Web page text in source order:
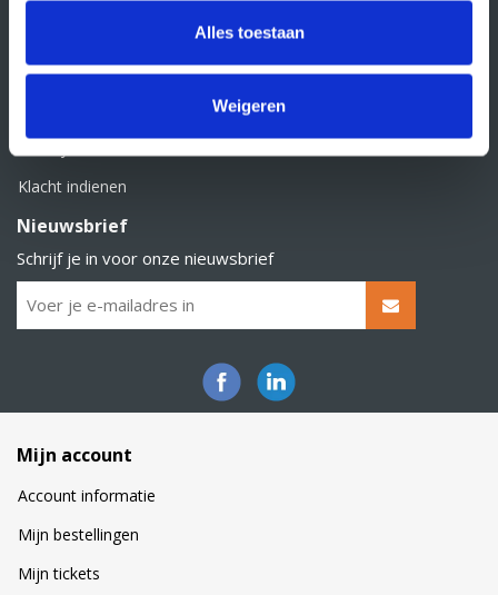
Alles toestaan
Weigeren
Retourbeleid
Klacht indienen
Nieuwsbrief
Schrijf je in voor onze nieuwsbrief
Mijn account
Account informatie
Mijn bestellingen
Mijn tickets